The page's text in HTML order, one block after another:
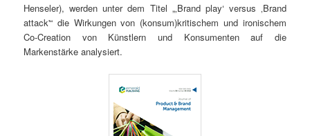
Henseler), werden unter dem Titel „‚Brand play‘ versus ‚Brand
attack'“ die Wirkungen von (konsum)kritischem und ironischem
Co-Creation von Künstlern und Konsumenten auf die
Markenstärke analysiert.